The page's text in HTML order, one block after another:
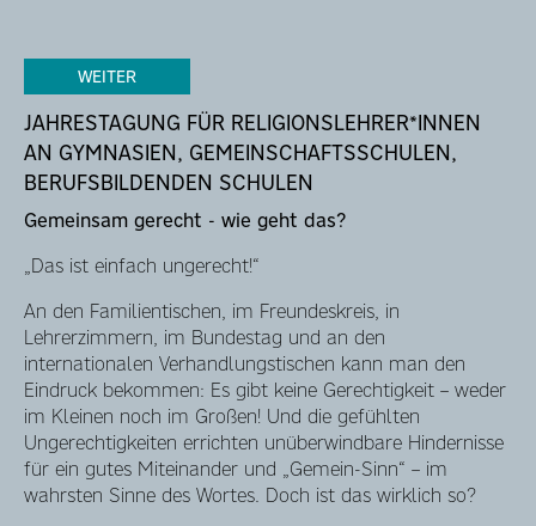
WEITER
JAHRESTAGUNG FÜR RELIGIONSLEHRER*INNEN
AN GYMNASIEN, GEMEINSCHAFTSSCHULEN,
BERUFSBILDENDEN SCHULEN
Gemeinsam gerecht - wie geht das?
„Das ist einfach ungerecht!“
An den Familientischen, im Freundeskreis, in
Lehrerzimmern, im Bundestag und an den
internationalen Verhandlungstischen kann man den
Eindruck bekommen: Es gibt keine Gerechtigkeit – weder
im Kleinen noch im Großen! Und die gefühlten
Ungerechtigkeiten errichten unüberwindbare Hindernisse
für ein gutes Miteinander und „Gemein-Sinn“ – im
wahrsten Sinne des Wortes. Doch ist das wirklich so?